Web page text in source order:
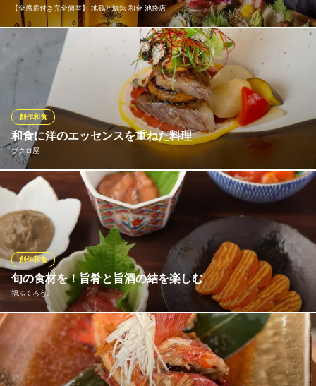
大かまど飯 寅福 東武池袋店
和食と日本酒ダイニング
地下鉄丸ノ内線池袋駅19番出口 徒歩1分
東京都豊島区池袋1-1-25 池袋東武レストラン街スパイス13F
【全席扉付き完全個室】 地鶏と鮮魚 和金 池袋店
【驚愕の贅沢】器から溢れ出す海の幸。豊洲直送の鮮魚をこれで
もかと盛り付けた、当店自慢の「こぼれちらし寿司」です。いく
ら、まぐろ、旬の白身が宝石のように輝き、見た目のインパクト
はSNS映え必至。宴の締めを華やかに彩る職人渾身の一皿は、目
も舌でも愉しめる至福の逸品。豪華な海の恵みを心ゆくまでご堪
能下さい
完全個室完備 居酒屋
ＪＲ池袋駅 徒歩1分
東京都豊島区南池袋1-23-11 池袋ブロンズビル5F
和食に洋のエッセンスを重ねた料理
ブクロ屋
創作和食
和食の基本を大切にしながら、炉端焼きの炭火感に洋の技法や香
りをさりげなく重ねた創作和食をご用意しております。豊洲市場
より届く旬魚、季節野菜、黒毛和牛など、素材の魅力を活かし、
炭火の香ばしさとひと手間加えた味わいで仕上げる逸品の数々。
ブクロ屋
池袋の大人の集う居酒屋
ＪＲ池袋駅 徒歩1分
東京都豊島区西池袋1-23-6 桝本ビル1F
旬の食材を！旨肴と旨酒の結を楽しむ
福ふくろう。
創作和食
日本酒30種類以上を常にご用意しております。お気に入りの1杯と
ともに地魚や酒肴お楽しみください。酒と肴の相性抜群！自分の
好きな組み合わせを探してみるのもおもしろいかもしれません。